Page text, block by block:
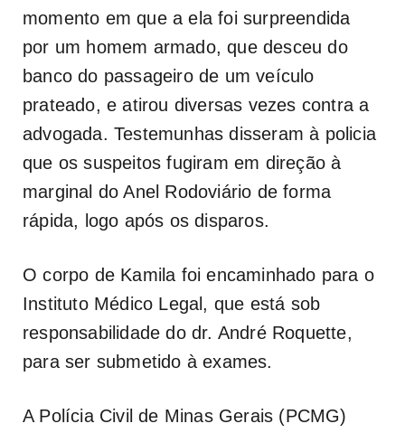
momento em que a ela foi surpreendida
por um homem armado, que desceu do
banco do passageiro de um veículo
prateado, e atirou diversas vezes contra a
advogada. Testemunhas disseram à policia
que os suspeitos fugiram em direção à
marginal do Anel Rodoviário de forma
rápida, logo após os disparos.
O corpo de Kamila foi encaminhado para o
Instituto Médico Legal, que está sob
responsabilidade do dr. André Roquette,
para ser submetido à exames.
A Polícia Civil de Minas Gerais (PCMG)